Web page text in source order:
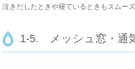
泣きだしたときや寝ているときもスムーズ
1-5. メッシュ窓・通